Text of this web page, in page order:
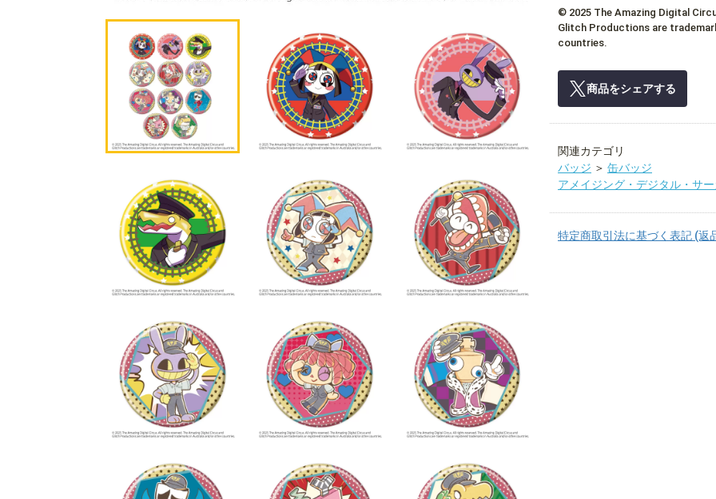
© 2025 The Amazing Digital
Glitch Productions are
countries.
商品をシェアする
関連カテゴリ
バッジ ＞ 缶バッジ
アメイジング・デジタル・サー
特定商取引法に基づく表記 (返